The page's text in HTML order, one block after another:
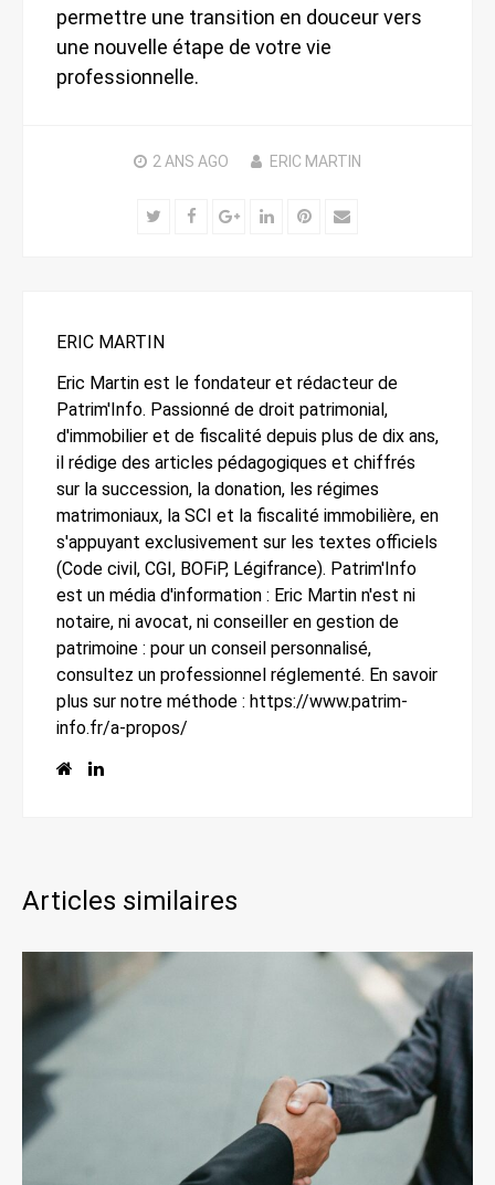
permettre une transition en douceur vers
une nouvelle étape de votre vie
professionnelle.
2 ANS AGO ERIC MARTIN
TwitterFacebookGoogle+
LinkedInPinterest
Email
ERIC MARTIN
Eric Martin est le fondateur et rédacteur de
Patrim'Info. Passionné de droit patrimonial,
d'immobilier et de fiscalité depuis plus de dix ans,
il rédige des articles pédagogiques et chiffrés
sur la succession, la donation, les régimes
matrimoniaux, la SCI et la fiscalité immobilière, en
s'appuyant exclusivement sur les textes officiels
(Code civil, CGI, BOFiP, Légifrance). Patrim'Info
est un média d'information : Eric Martin n'est ni
notaire, ni avocat, ni conseiller en gestion de
patrimoine : pour un conseil personnalisé,
consultez un professionnel réglementé. En savoir
plus sur notre méthode : https://www.patrim-
info.fr/a-propos/
Articles similaires